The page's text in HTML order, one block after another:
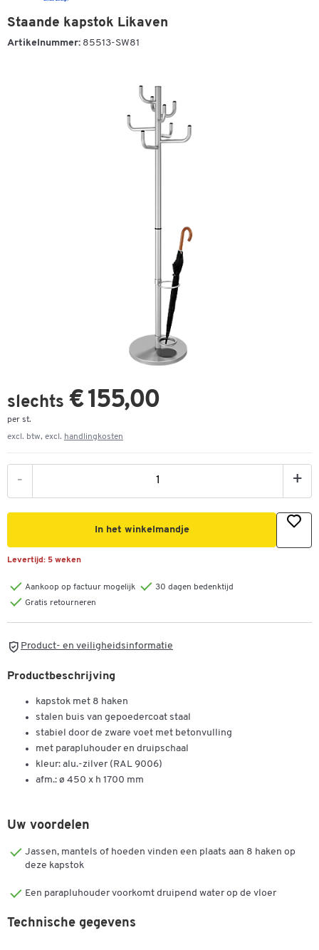
Staande kapstok Likaven
Artikelnummer: 85513-SW81
slechts € 155,00
per st.
excl. btw, excl. handlingkosten
- +
In het winkelmandje
Levertijd: 5 weken
Aankoop op factuur mogelijk
30 dagen bedenktijd
Gratis retourneren
Product- en veiligheidsinformatie
Productbeschrijving
kapstok met 8 haken
stalen buis van gepoedercoat staal
stabiel door de zware voet met betonvulling
met parapluhouder en druipschaal
kleur: alu.-zilver (RAL 9006)
afm.: ø 450 x h 1700 mm
Uw voordelen
Jassen, mantels of hoeden vinden een plaats aan 8 haken op
deze kapstok
Een parapluhouder voorkomt druipend water op de vloer
Technische gegevens